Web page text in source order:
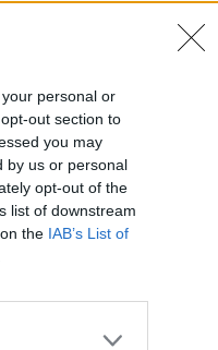
personal or
out section to
you may
by us or personal
opt-out of the
list of downstream
the IAB’s List of